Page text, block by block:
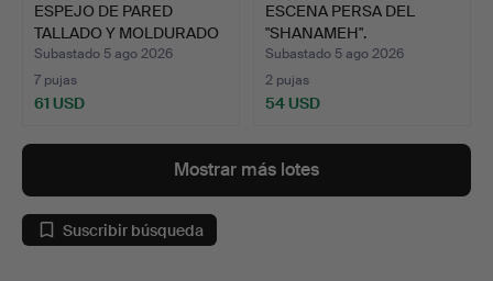
ESPEJO DE PARED
TALLADO Y MOLDURADO
DORADO.
Subastado 5 ago 2026
7 pujas
61 USD
ESCENA PERSA DEL
"SHANAMEH".
Subastado 5 ago 2026
2 pujas
54 USD
Mostrar más lotes
Suscribir búsqueda